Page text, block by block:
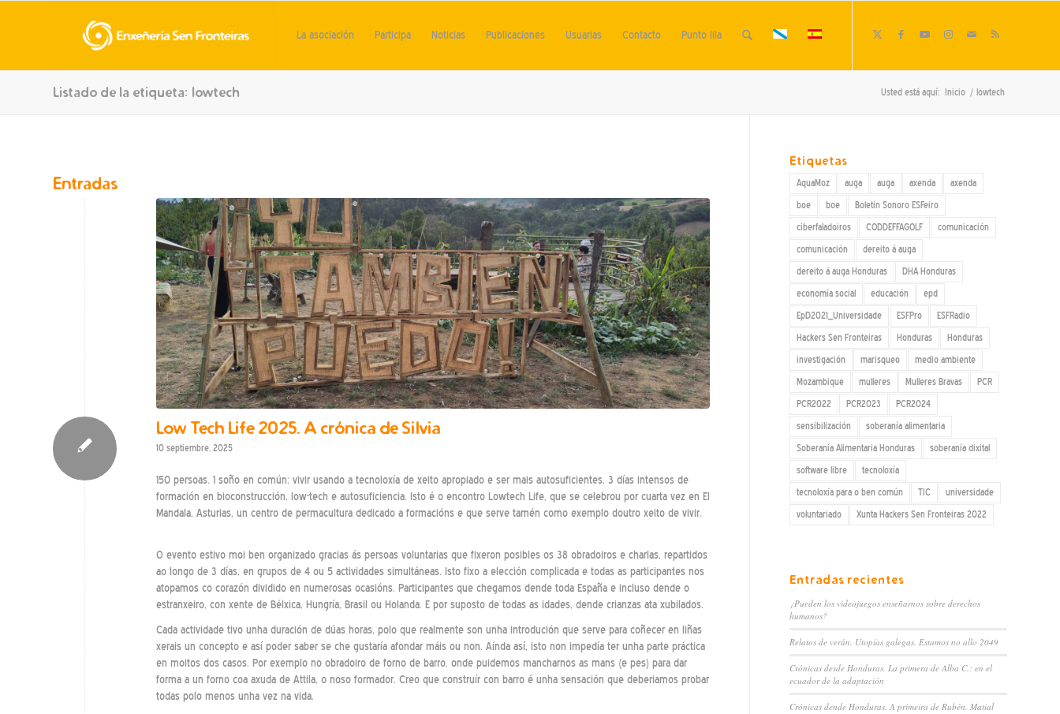
La asociación Participa Noticias Publicaciones Usuarias Contacto Punto lila
Listado de la etiqueta: lowtech Usted está aquí: Inicio / lowtech
Entradas
Low Tech Life 2025. A crónica de Silvia
10 septiembre, 2025
150 persoas. 1 soño en común: vivir usando a tecnoloxía de xeito apropiado e ser mais autosuficientes. 3 días intensos de
formación en bioconstrucción, low-tech e autosuficiencia. Isto é o encontro Lowtech Life, que se celebrou por cuarta vez en El
Mandala, Asturias, un centro de permacultura dedicado a formacións e que serve tamén como exemplo doutro xeito de vivir.
O evento estivo moi ben organizado gracias ás persoas voluntarias que fixeron posibles os 38 obradoiros e charlas, repartidos
ao longo de 3 días, en grupos de 4 ou 5 actividades simultáneas. Isto fixo a elección complicada e todas as participantes nos
atopamos co corazón dividido en numerosas ocasións. Participantes que chegamos dende toda España e incluso dende o
estranxeiro, con xente de Bélxica, Hungría, Brasil ou Holanda. E por suposto de todas as idades, dende crianzas ata xubilados.
Cada actividade tivo unha duración de dúas horas, polo que realmente son unha introdución que serve para coñecer en liñas
xerais un concepto e así poder saber se che gustaría afondar máis ou non. Aínda así, isto non impedía ter unha parte práctica
en moitos dos casos. Por exemplo no obradoiro de forno de barro, onde puidemos mancharnos as mans (e pes) para dar
forma a un forno coa axuda de Attila, o noso formador. Creo que construír con barro é unha sensación que deberiamos probar
todas polo menos unha vez na vida.
Etiquetas
AquaMoz auga auga axenda
axenda
boe
boe
Boletín Sonoro ESFeiro
ciberfaladoiros
CODDEFFAGOLF
comunicación
comunicación
dereito á auga
dereito á auga Honduras
DHA Honduras
economía social
educación
epd
EpD2021_Universidade
ESFPro
ESFRadio
Hackers Sen Fronteiras
Honduras
Honduras
investigación
marisqueo
medio ambiente
Mozambique
mulleres Mulleres Bravas
PCR
PCR2022
PCR2023
PCR2024
sensibilización
soberanía alimentaria
Soberanía Alimentaria Honduras
soberanía dixital
software libre
tecnoloxía
tecnoloxía para o ben común
TIC
universidade
voluntariado
Xunta Hackers Sen Fronteiras 2022
Entradas recientes
¿Pueden los videojuegos enseñarnos sobre derechos
humanos?
Relatos de verán. Utopías galegas. Estamos no allo 2049
Crónicas desde Honduras. La primera de Alba C.: en el
ecuador de la adaptación
Crónicas dende Honduras. A primeira de Rubén. Matial